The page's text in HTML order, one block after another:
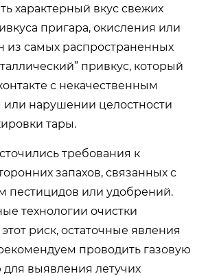
характерный вкус свежих
пригара, окисления или
из самых распространенных
привкус, который
с некачественным
нарушении целостности
тары.
требования к
запахов, связанных с
пестицидов или удобрений.
технологии очистки
риск, остаточные явления
проводить газовую
выявления летучих